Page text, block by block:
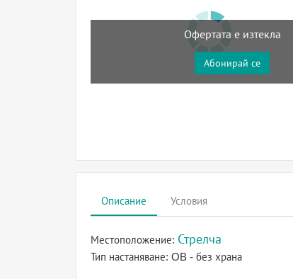
Офертата е изтекла
Абонирай се
Описание Условия
Местоположение: Стрелча
Тип настаняване: OB - без храна